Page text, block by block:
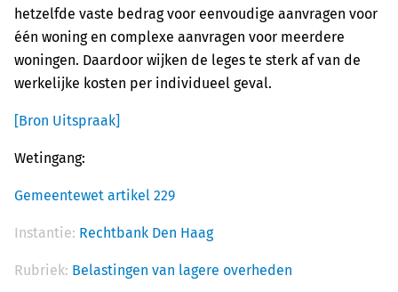
hetzelfde vaste bedrag voor eenvoudige aanvragen voor
één woning en complexe aanvragen voor meerdere
woningen. Daardoor wijken de leges te sterk af van de
werkelijke kosten per individueel geval.
[Bron Uitspraak]
Wetingang:
Gemeentewet artikel 229
Instantie: Rechtbank Den Haag
Rubriek: Belastingen van lagere overheden